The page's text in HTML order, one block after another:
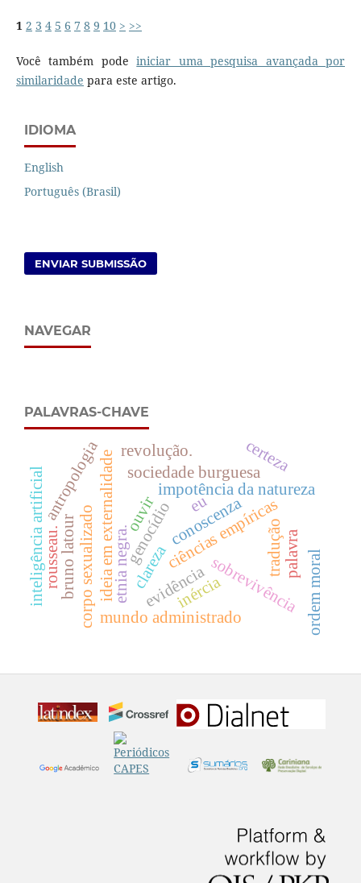
1 2 3 4 5 6 7 8 9 10 > >>
Você também podeiniciar uma pesquisa avançada por
similaridade para este artigo.
IDIOMA
English
Português (Brasil)
ENVIAR SUBMISSÃO
NAVEGAR
PALAVRAS-CHAVE
conoscenza
etnia negra. evidência
impotência da natureza
ideia em externalidade ciências empíricas
sociedade burguesa
mundo administrado
corpo sexualizado sobrevivência
genocídio
antropologia
tradução
bruno latour palavra
revolução.
rousseau. ordem moral
clareza
certeza
inércia
inteligência artificial ouvir eu